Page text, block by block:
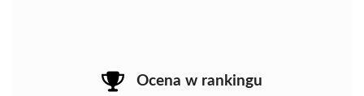
Ocena w rankingu